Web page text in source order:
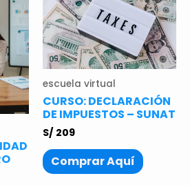
escuela virtual
CURSO: DECLARACIÓN
DE IMPUESTOS – SUNAT
S/ 209
Comprar Aquí